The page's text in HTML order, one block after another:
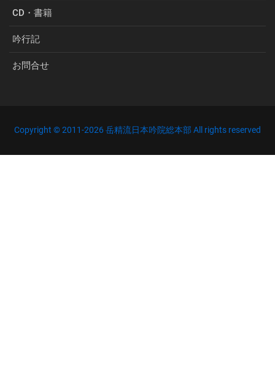
CD・書籍
吟行記
お問合せ
Copyright © 2011-2026 岳精流日本吟院総本部 All rights reserved